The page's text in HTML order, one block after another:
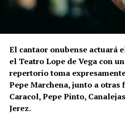
El cantaor onubense actuará
el Teatro Lope de Vega con
repertorio toma
Pepe Marchena, junto a
Caracol, Pepe Pinto,
Jerez.